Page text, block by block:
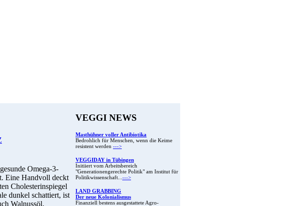
Omega-3-
Eine Handvoll deckt
Cholesterinspiegel
dunkel schattiert, ist
Walnussöl.
VEGGI NEWS
Masthühner voller Antibiotika
Bedrohlich für Menschen, wenn die Keime
resistent werden --->
VEGGIDAY in Tübingen
Initiiert vom Arbeitsbereich
"Generationengerechte Politik" am Institut für
Politikwissenschaft...--->
LAND GRABBING
Der neue Kolonialismus
Finanziell bestens ausgestattete Agro-